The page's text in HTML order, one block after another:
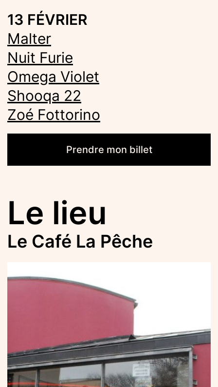
13 FÉVRIER
Malter
Nuit Furie
Omega Violet
Shooqa 22
Zoé Fottorino
Prendre mon billet
Le lieu
Le Café La Pêche